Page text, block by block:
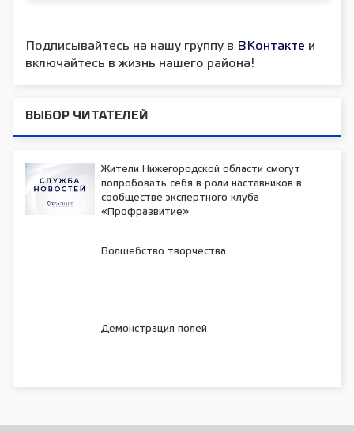
Подписывайтесь на нашу группу в ВКонтакте и
включайтесь в жизнь нашего района!
ВЫБОР ЧИТАТЕЛЕЙ
Жители Нижегородской области смогут
попробовать себя в роли наставников в
сообществе экспертного клуба
«Профразвитие»
Волшебство творчества
Демонстрация полей